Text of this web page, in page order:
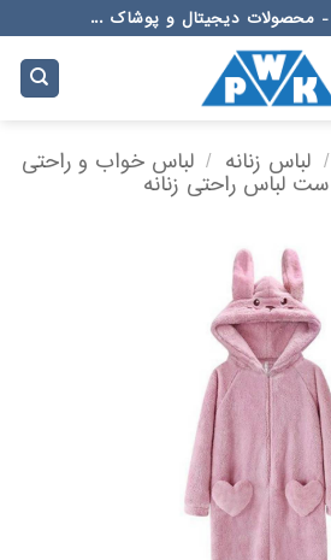
- محصولات دیجیتال و پوشاک ...
/ لباس زنانه / لباس خواب و راحتی
ست لباس راحتی زنانه